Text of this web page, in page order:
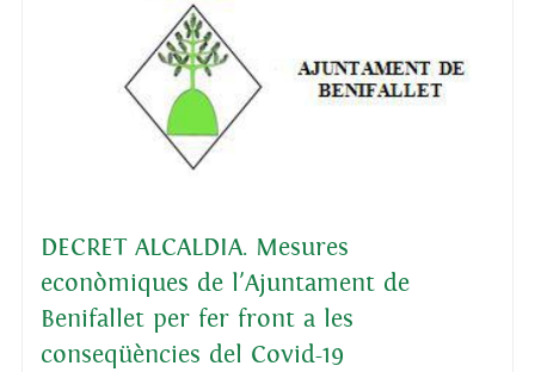
DECRET ALCALDIA. Mesures
econòmiques de l'Ajuntament de
Benifallet per fer front a les
conseqüències del Covid-19